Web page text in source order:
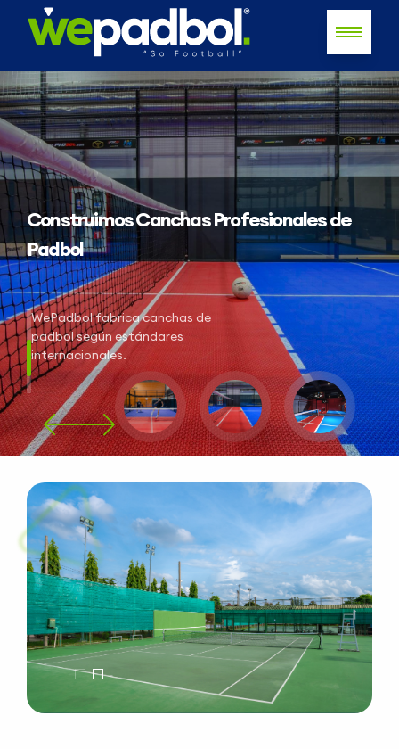
Construimos Canchas Profesionales de
Padbol
WePadbol fabrica canchas de
padbol según estándares
internacionales.